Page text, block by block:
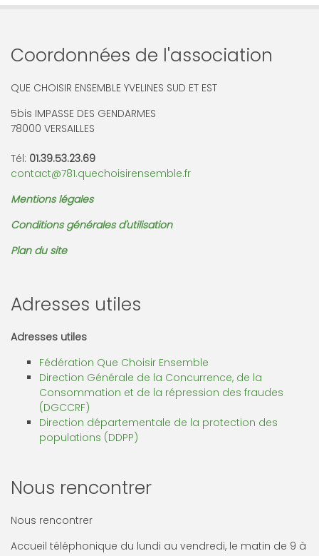
Coordonnées de l'association
QUE CHOISIR ENSEMBLE YVELINES SUD ET EST
5bis IMPASSE DES GENDARMES
78000 VERSAILLES
Tél: 01.39.53.23.69
contact@781.quechoisirensemble.fr
Mentions légales
Conditions générales d'utilisation
Plan du site
Adresses utiles
Adresses utiles
Fédération Que Choisir Ensemble
Direction Générale de la Concurrence, de la
Consommation et de la répression des fraudes
(DGCCRF)
Direction départementale de la protection des
populations (DDPP)
Nous rencontrer
Nous rencontrer
Accueil téléphonique du lundi au vendredi, le matin de 9 à